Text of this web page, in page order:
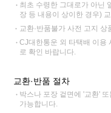
최초 수령한 그대로가 아닌
장 등 내용이 상이한 경우)
교환·반품불가 사전 고지
CJ대한통운 외 타택배 이용
로 확인 바랍니다.
교환·반품 절차
박스나 포장 겉면에 '교환'
가능합니다.